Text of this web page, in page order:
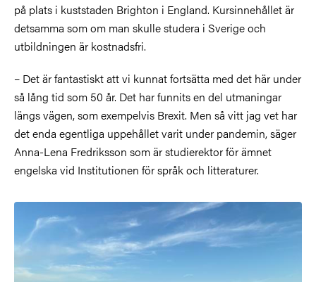
på plats i kuststaden Brighton i England. Kursinnehållet är
detsamma som om man skulle studera i Sverige och
utbildningen är kostnadsfri.
– Det är fantastiskt att vi kunnat fortsätta med det här under
så lång tid som 50 år. Det har funnits en del utmaningar
längs vägen, som exempelvis Brexit. Men så vitt jag vet har
det enda egentliga uppehållet varit under pandemin, säger
Anna-Lena Fredriksson som är studierektor för ämnet
engelska vid Institutionen för språk och litteraturer.